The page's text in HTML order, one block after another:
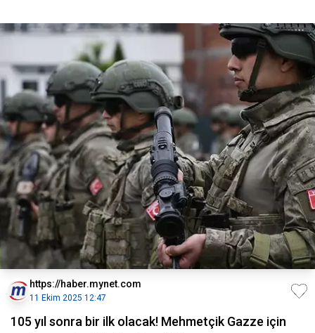
https://haber.mynet.com
11 Ekim 2025 12:47
105 yıl sonra bir ilk olacak! Mehmetçik Gazze için